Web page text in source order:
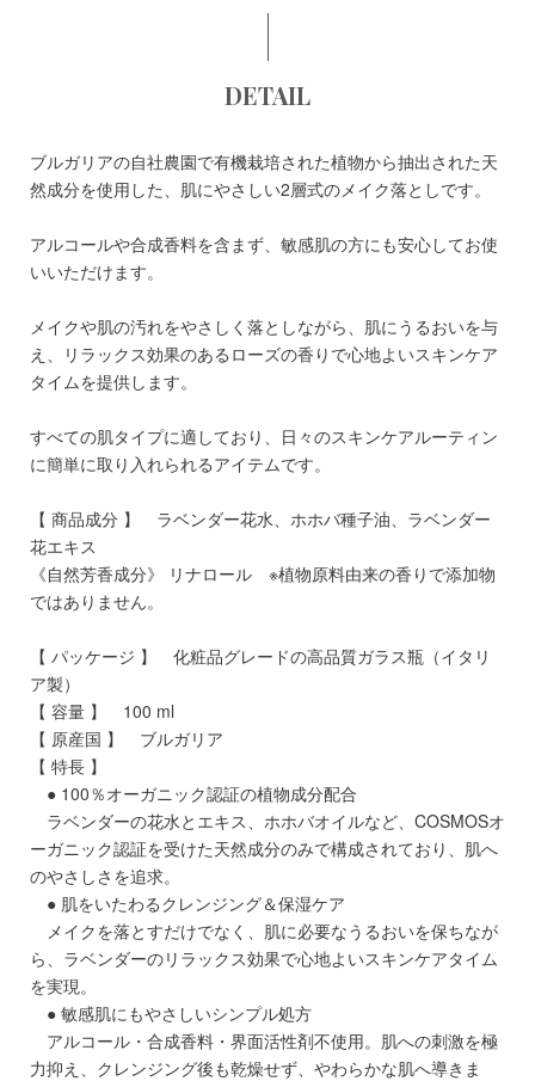
DETAIL
ブルガリアの自社農園で有機栽培された植物から抽出された天
然成分を使用した、肌にやさしい2層式のメイク落としです。
アルコールや合成香料を含まず、敏感肌の方にも安心してお使
いいただけます。
メイクや肌の汚れをやさしく落としながら、肌にうるおいを与
え、リラックス効果のあるローズの香りで心地よいスキンケア
タイムを提供します。
すべての肌タイプに適しており、日々のスキンケアルーティン
に簡単に取り入れられるアイテムです。
【 商品成分 】 ラベンダー花水、ホホバ種子油、ラベンダー
花エキス
《自然芳香成分》 リナロール ※植物原料由来の香りで添加物
ではありません。
【 パッケージ 】 化粧品グレードの高品質ガラス瓶（イタリ
ア製）
【 容量 】 100 ml
【 原産国 】 ブルガリア
【 特長 】
● 100％オーガニック認証の植物成分配合
ラベンダーの花水とエキス、ホホバオイルなど、COSMOSオ
ーガニック認証を受けた天然成分のみで構成されており、肌へ
のやさしさを追求。
● 肌をいたわるクレンジング＆保湿ケア
メイクを落とすだけでなく、肌に必要なうるおいを保ちなが
ら、ラベンダーのリラックス効果で心地よいスキンケアタイム
を実現。
● 敏感肌にもやさしいシンプル処方
アルコール・合成香料・界面活性剤不使用。肌への刺激を極
力抑え、クレンジング後も乾燥せず、やわらかな肌へ導きま